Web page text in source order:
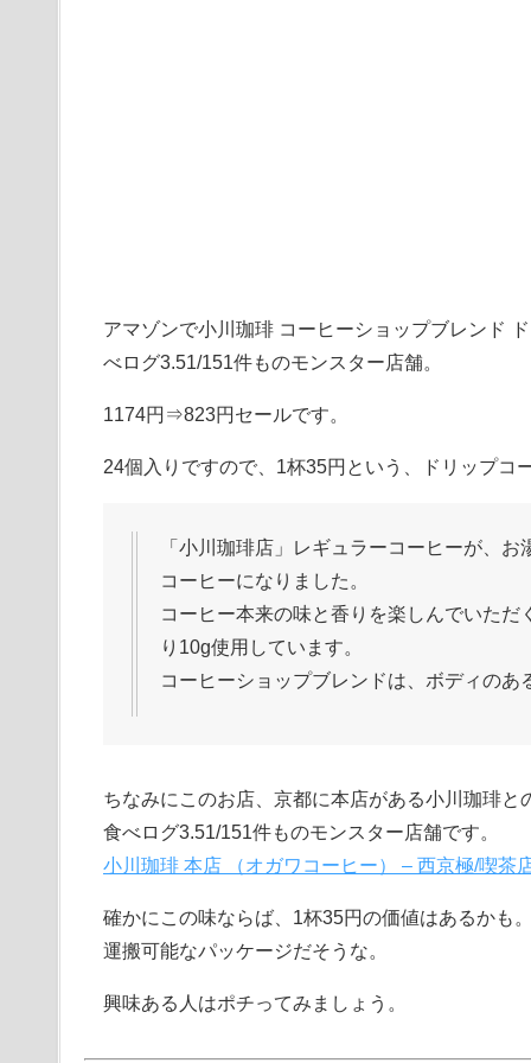
アマゾンで小川珈琲 コーヒーショップブレンド
べログ3.51/151件ものモンスター店舗。
1174円⇒823円セールです。
24個入りですので、1杯35円という、ドリップコ
「小川珈琲店」レギュラーコーヒーが、
コーヒーになりました。
コーヒー本来の味と香りを楽しんでいた
り10g使用しています。
コーヒーショップブレンドは、ボディのあ
ちなみにこのお店、京都に本店がある小川珈琲と
食べログ3.51/151件ものモンスター店舗です。
小川珈琲 本店 （オガワコーヒー） – 西京極/喫茶
確かにこの味ならば、1杯35円の価値はあるかも
運搬可能なパッケージだそうな。
興味ある人はポチってみましょう。